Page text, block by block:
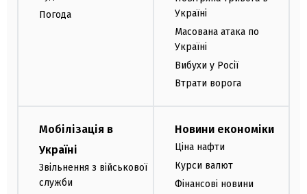
Погода
Україні
Масована атака по
Україні
Вибухи у Росії
Втрати ворога
Мобілізація в
Україні
Звільнення з військової
служби
Новини економіки
Ціна нафти
Курси валют
Фінансові новини